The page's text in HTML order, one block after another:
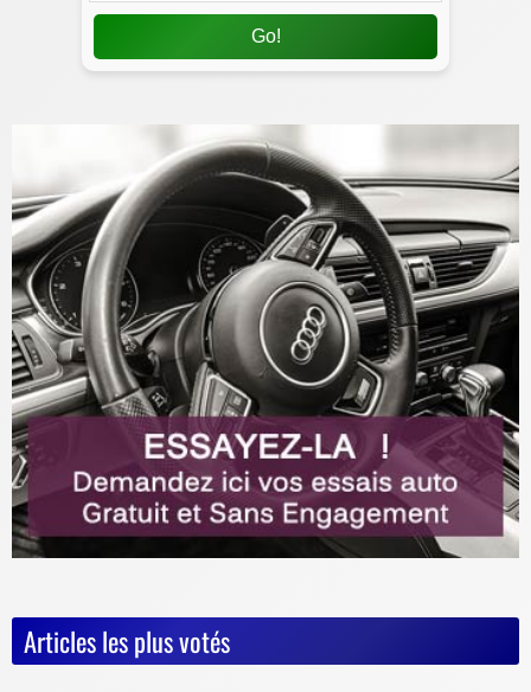
Go!
Articles les plus votés